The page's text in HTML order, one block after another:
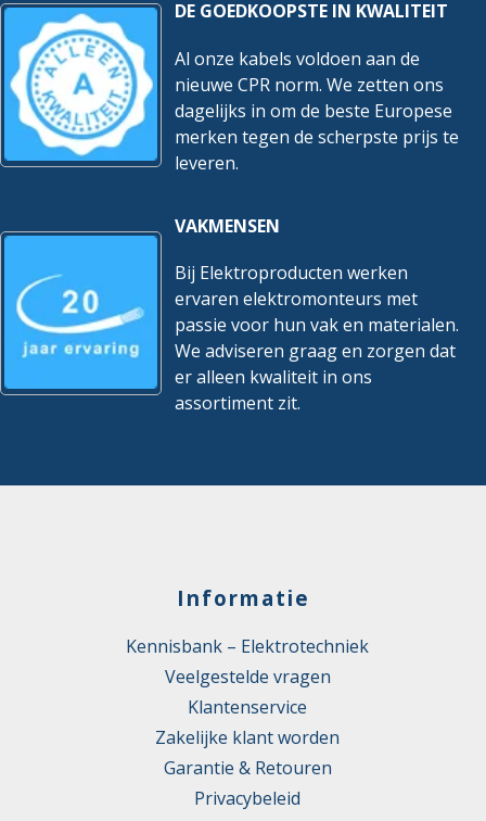
DE GOEDKOOPSTE IN KWALITEIT
Al onze kabels voldoen aan de
nieuwe CPR norm. We zetten ons
dagelijks in om de beste Europese
merken tegen de scherpste prijs te
leveren.
VAKMENSEN
Bij Elektroproducten werken
ervaren elektromonteurs met
passie voor hun vak en materialen.
We adviseren graag en zorgen dat
er alleen kwaliteit in ons
assortiment zit.
Informatie
Kennisbank – Elektrotechniek
Veelgestelde vragen
Klantenservice
Zakelijke klant worden
Garantie & Retouren
Privacybeleid